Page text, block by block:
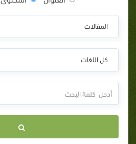
المقالات
كل اللغات